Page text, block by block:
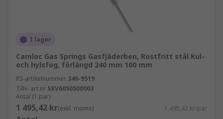
I lager
Camloc Gas Springs Gasfjäderben, Rostfritt stål Kul-
och hylsfog, förlängd 240 mm 100 mm
RS-artikelnummer 346-9519
Tillv. art.nr SXV6050500003
Antal (1 par)
1 495,42 kr(exkl. moms) 1 495,42 kr/par